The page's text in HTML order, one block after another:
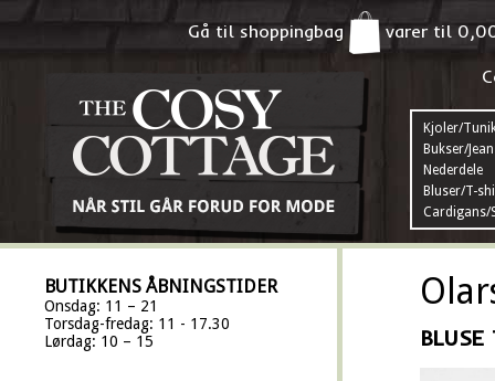
Gå til shoppingbag varer til
Kjoler/
Bukser/
Nederdele
Bluser/T-
Cardigans/
BUTIKKENS ÅBNINGSTIDER
Onsdag: 11 – 21
Torsdag-fredag: 11 - 17.30
Lørdag: 10 – 15
BLUSE